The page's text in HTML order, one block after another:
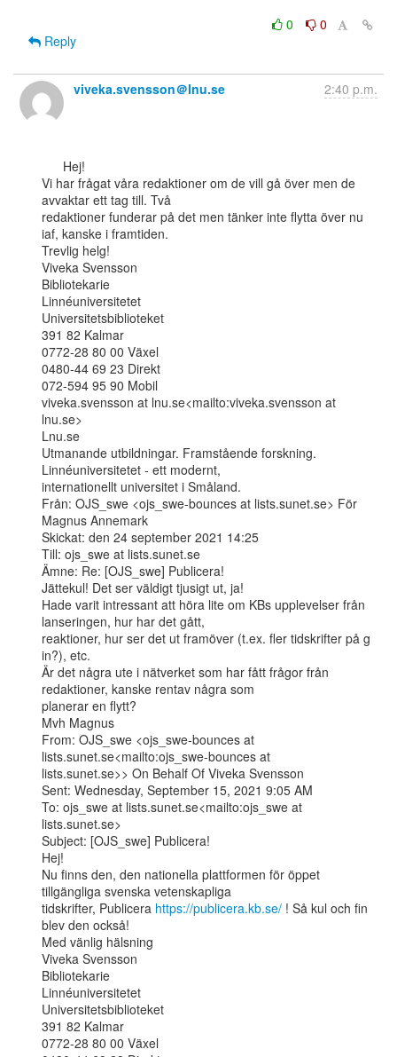
0
0
Reply
viveka.svensson＠lnu.se 2:40 p.m.
Vi har frågat våra redaktioner om de vill gå över men de
avvaktar ett tag till. Två
redaktioner funderar på det men tänker inte flytta över nu
iaf, kanske i framtiden.
Trevlig helg!
Viveka Svensson
Bibliotekarie
Linnéuniversitetet
Universitetsbiblioteket
391 82 Kalmar
0772-28 80 00 Växel
0480-44 69 23 Direkt
072-594 95 90 Mobil
viveka.svensson at lnu.se<mailto:viveka.svensson at
lnu.se>
Lnu.se
Utmanande utbildningar. Framstående forskning.
Linnéuniversitetet - ett modernt,
internationellt universitet i Småland.
Från: OJS_swe <ojs_swe-bounces at lists.sunet.se> För
Magnus Annemark
Skickat: den 24 september 2021 14:25
Till: ojs_swe at lists.sunet.se
Ämne: Re: [OJS_swe] Publicera!
Jättekul! Det ser väldigt tjusigt ut, ja!
Hade varit intressant att höra lite om KBs upplevelser från
lanseringen, hur har det gått,
reaktioner, hur ser det ut framöver (t.ex. fler tidskrifter på g
in?), etc.
Är det några ute i nätverket som har fått frågor från
redaktioner, kanske rentav några som
planerar en flytt?
Mvh Magnus
From: OJS_swe <ojs_swe-bounces at
lists.sunet.se<mailto:ojs_swe-bounces at
lists.sunet.se>> On Behalf Of Viveka Svensson
Sent: Wednesday, September 15, 2021 9:05 AM
To: ojs_swe at lists.sunet.se<mailto:ojs_swe at
lists.sunet.se>
Subject: [OJS_swe] Publicera!
Hej!
Nu finns den, den nationella plattformen för öppet
tillgängliga svenska vetenskapliga
tidskrifter, Publicera https://publicera.kb.se/ ! Så kul och fin
blev den också!
Med vänlig hälsning
Viveka Svensson
Bibliotekarie
Linnéuniversitetet
Universitetsbiblioteket
391 82 Kalmar
0772-28 80 00 Växel